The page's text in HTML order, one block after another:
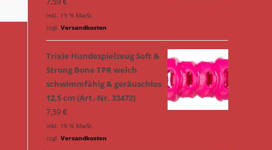
inkl. 19 % MwSt.
zzgl. Versandkosten
Trixie Hundespielzeug Soft &
Strong Bone TPR weich
schwimmfähig & geräuschlos
12,5 cm (Art.-Nr. 33472)
7,59€
inkl. 19 % MwSt.
zzgl. Versandkosten